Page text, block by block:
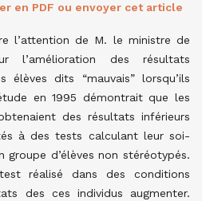
en PDF ou envoyer cet article
l’attention de M. le ministre de
l’amélioration des résultats
élèves dits “mauvais” lorsqu’ils
en 1995 démontrait que les
des résultats inférieurs
à des tests calculant leur soi-
d’élèves non stéréotypés.
réalisé dans des conditions
des ces individus augmenter.